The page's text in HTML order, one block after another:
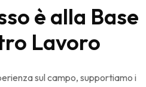
è alla Base
Lavoro
sul campo, supportiamo i